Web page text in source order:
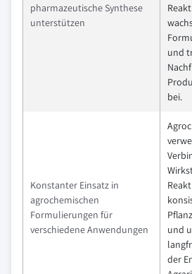
pharmazeutische Synthese
unterstützen
und
bei.
Konstanter Einsatz in
agrochemischen
Formulierungen für
verschiedene Anwendungen
und
der